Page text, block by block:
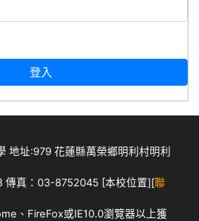
登入
地址:979 花蓮縣萬榮鄉明利村明利
傳真：03-8752045 [本校位置][聯
、 FireFox或IE10.0瀏覽器以上獲